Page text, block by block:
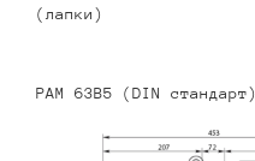
(лапки)
PAM 63B5 (DIN стандарт)